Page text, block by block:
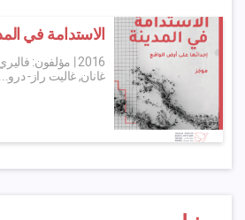
الاستدامة في
2016
| مؤلفون:
غانان, غاليت راز- درو...